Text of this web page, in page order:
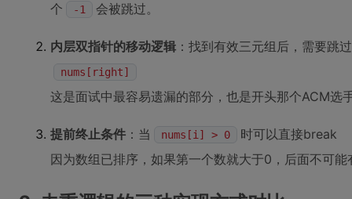
个
-1 会被跳过。
内层双指针的移动逻辑 ：找到有效三元组后，需要跳
nums[right]
这是面试中最容易遗漏的部分，也是开头那个ACM选
提前终止条件 ：当 nums[i] > 0
时可以直接break
因为数组已排序，如果第一个数就大于0，后面不可